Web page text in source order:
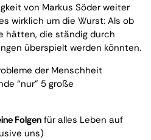
von Markus Söder weiter
wirklich um die Wurst: Als ob
hätten, die ständig durch
überspielt werden könnten.
der Menschheit
“nur” 5 große
Folgen für alles Leben auf
uns)